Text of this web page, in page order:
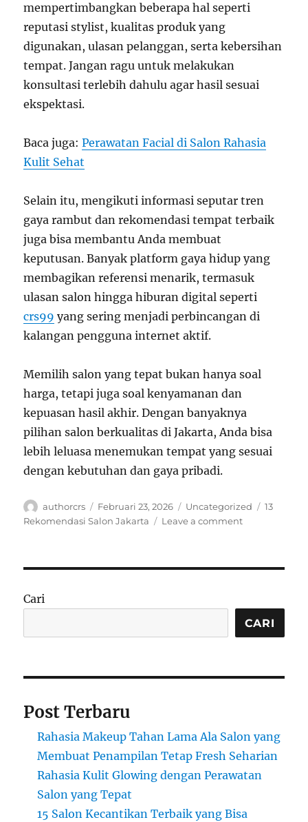
mempertimbangkan beberapa hal seperti
reputasi stylist, kualitas produk yang
digunakan, ulasan pelanggan, serta kebersihan
tempat. Jangan ragu untuk melakukan
konsultasi terlebih dahulu agar hasil sesuai
ekspektasi.
Baca juga:Perawatan Facial di Salon Rahasia
Kulit Sehat
Selain itu, mengikuti informasi seputar tren
gaya rambut dan rekomendasi tempat terbaik
juga bisa membantu Anda membuat
keputusan. Banyak platform gaya hidup yang
membagikan referensi menarik, termasuk
ulasan salon hingga hiburan digital seperti
crs99 yang sering menjadi perbincangan di
kalangan pengguna internet aktif.
Memilih salon yang tepat bukan hanya soal
harga, tetapi juga soal kenyamanan dan
kepuasan hasil akhir. Dengan banyaknya
pilihan salon berkualitas di Jakarta, Anda bisa
lebih leluasa menemukan tempat yang sesuai
dengan kebutuhan dan gaya pribadi.
Author
authorcrs
Posted
on
Februari 23, 2026 Categories
Uncategorized Tags
13
Rekomendasi Salon Jakarta
Leave a commenton
untuk
Tampil
Lebih
Cari
CARI
Post Terbaru
Rahasia Makeup Tahan Lama Ala Salon yang
Membuat Penampilan Tetap Fresh Seharian
Rahasia Kulit Glowing dengan Perawatan
Salon yang Tepat
15 Salon Kecantikan Terbaik yang Bisa